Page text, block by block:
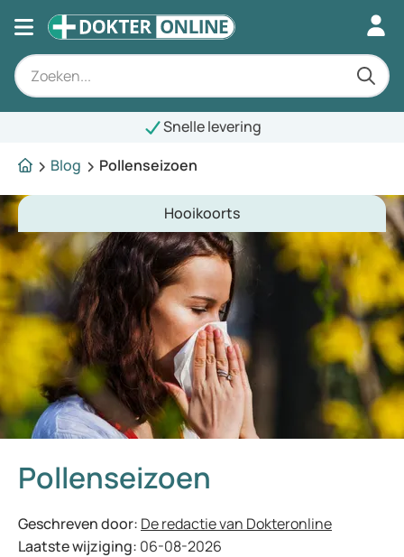
Snelle levering
Blog
Pollenseizoen
Hooikoorts
Pollenseizoen
Geschreven door: De redactie van Dokteronline
Laatste wijziging: 06-08-2026